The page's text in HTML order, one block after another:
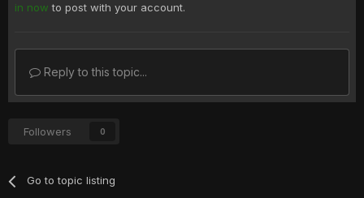
in now to post with your account.
Reply to this topic...
Followers 0
Go to topic listing